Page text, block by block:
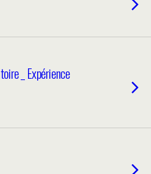
_ Expérience